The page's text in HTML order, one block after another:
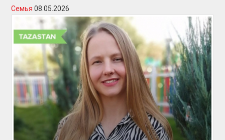
Семья 08.05.2026